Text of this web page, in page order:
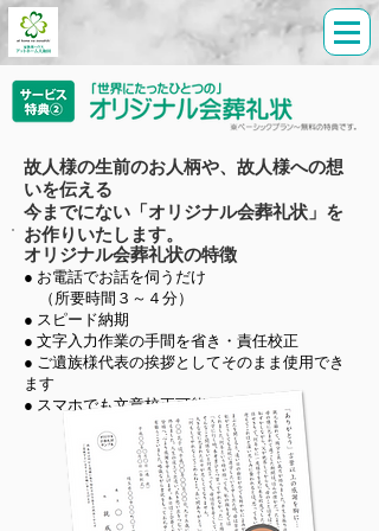
故人様の生前のお人柄や、故人様への想
いを伝える
今までにない「オリジナル会葬礼状」を
お作りいたします。
オリジナル会葬礼状の特徴
● お電話でお話を伺うだけ
（所要時間３～４分）
● スピード納期
● 文字入力作業の手間を省き・責任校正
● ご遺族様代表の挨拶としてそのまま使用でき
ます
● スマホでも文章校正可能に！